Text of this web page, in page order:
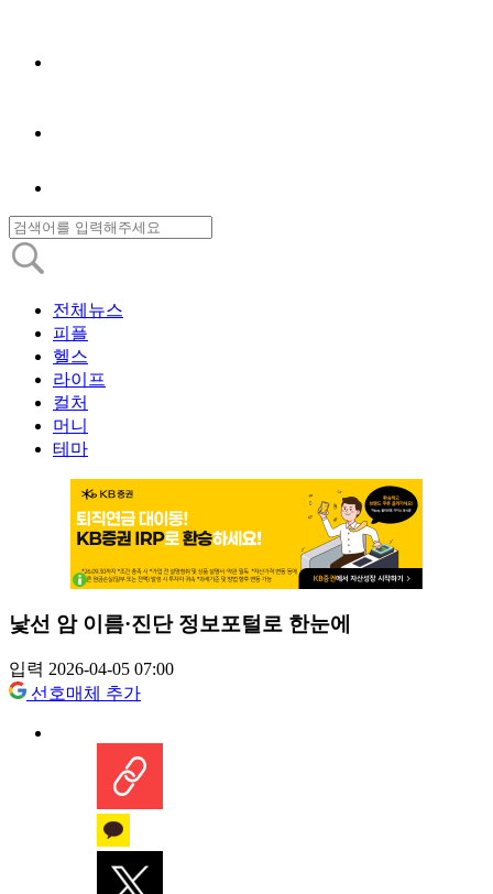
전체뉴스
피플
헬스
라이프
컬처
머니
테마
낯선 암 이름·진단 정보포털로 한눈에
입력 2026-04-05 07:00
선호매체 추가